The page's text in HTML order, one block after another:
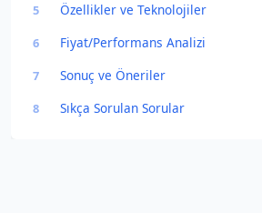
5 Özellikler ve Teknolojiler
6 Fiyat/Performans Analizi
7 Sonuç ve Öneriler
8 Sıkça Sorulan Sorular